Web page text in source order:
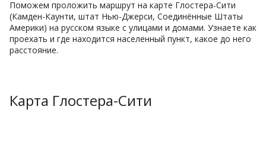
Поможем проложить маршрут на карте Глостера-Сити
(Камден-Каунти, штат Нью-Джерси, Соединённые Штаты
Америки) на русском языке с улицами и домами. Узнаете как
проехать и где находится населенный пункт, какое до него
расстояние.
Карта Глостера-Сити